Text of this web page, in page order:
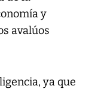
y
avalúos
ya que